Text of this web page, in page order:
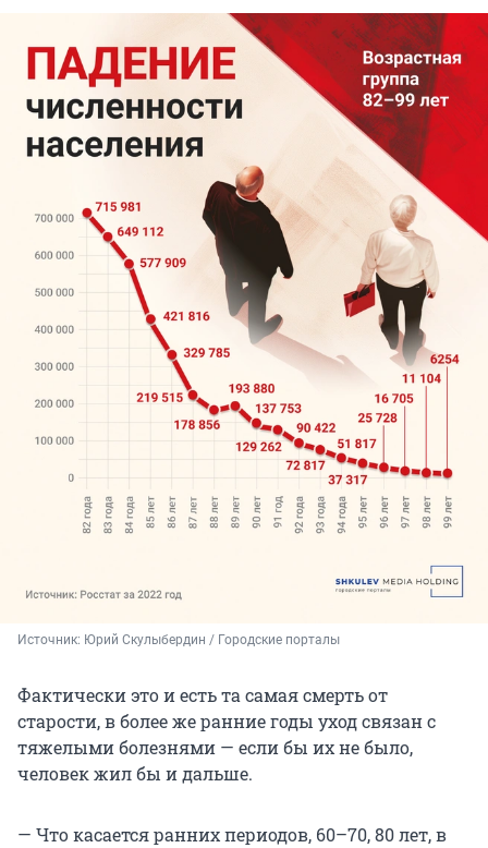
Источник: Юрий Скулыбердин / Городские порталы
Фактически это и есть та самая смерть от
старости, в более же ранние годы уход связан с
тяжелыми болезнями — если бы их не было,
человек жил бы и дальше.
— Что касается ранних периодов, 60–70, 80 лет, в